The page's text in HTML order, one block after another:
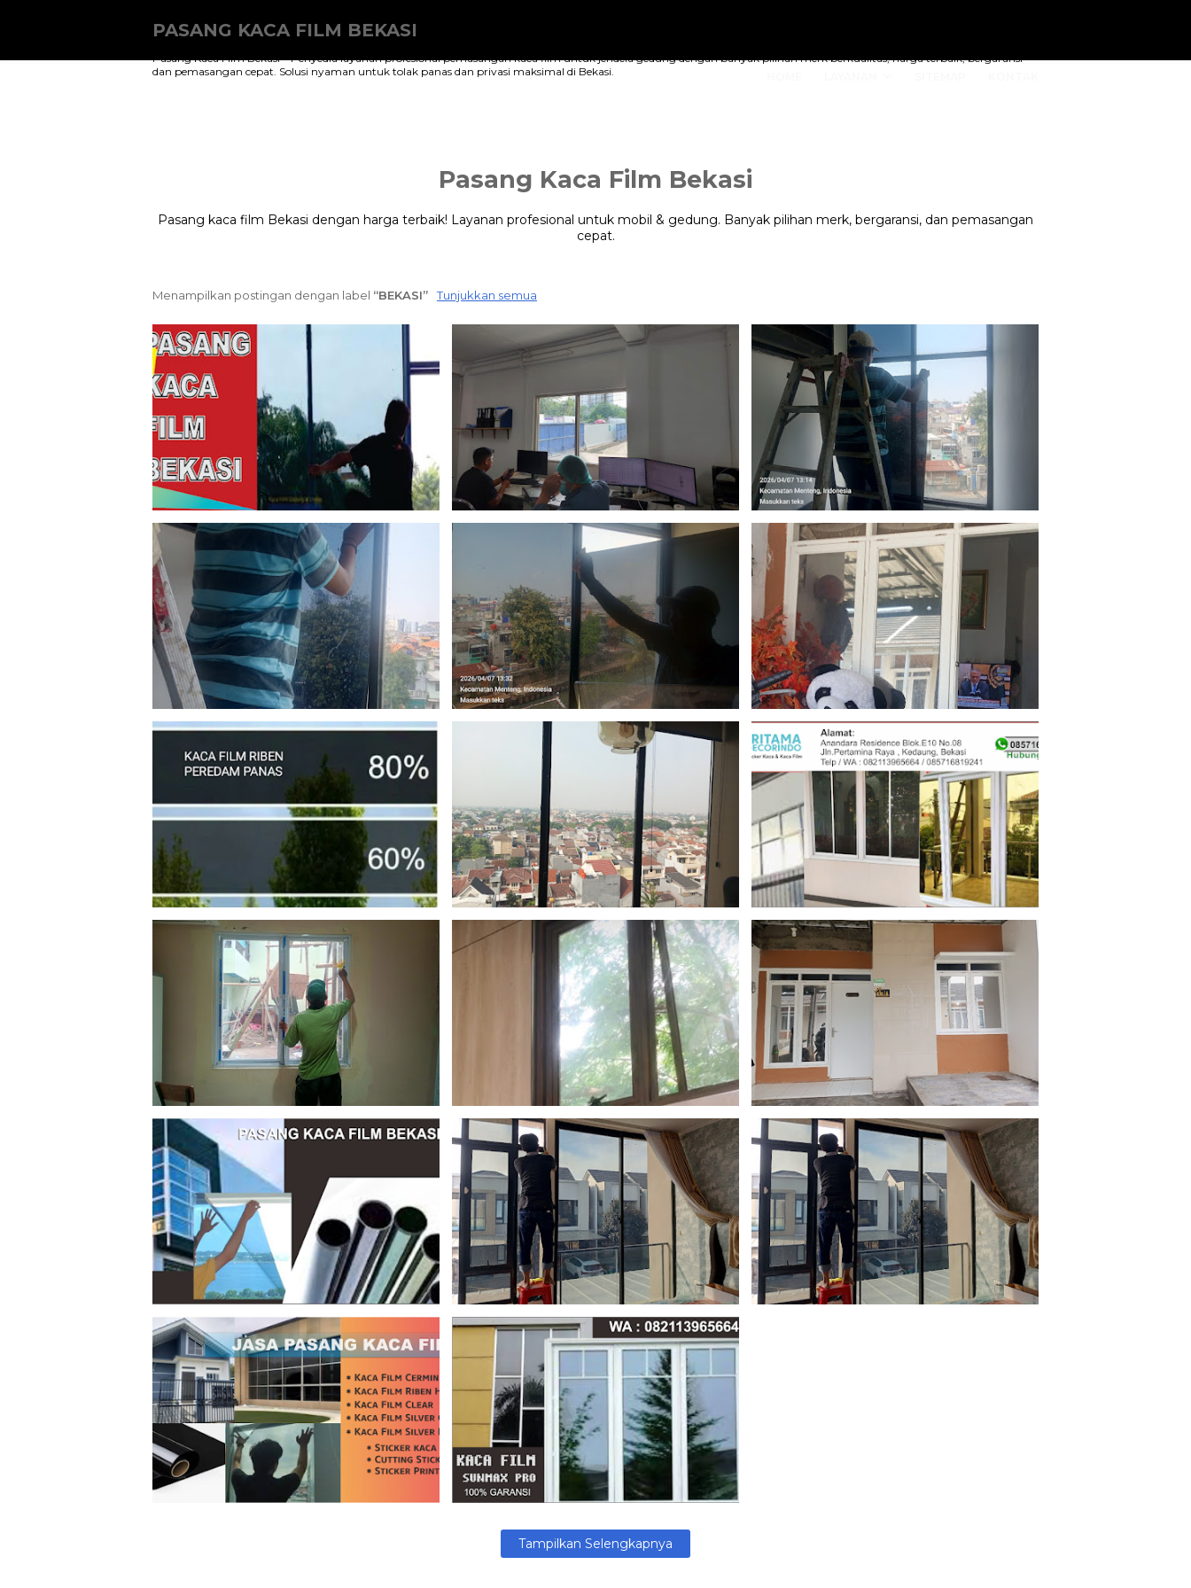
PASANG KACA FILM BEKASI
Pasang Kaca Film Bekasi – Penyedia layanan profesional pemasangan kaca film untuk jendela gedung dengan banyak pilihan merk berkualitas, harga terbaik, bergaransi
dan pemasangan cepat. Solusi nyaman untuk tolak panas dan privasi maksimal di Bekasi.
Pasang Kaca Film Bekasi
Pasang kaca film Bekasi dengan harga terbaik! Layanan profesional untuk mobil & gedung. Banyak pilihan merk, bergaransi, dan pemasangan
cepat.
Menampilkan postingan dengan label BEKASI Tunjukkan semua
Juli 01, 2026 Juni 15, 2026 April 18, 2026
April 18, 2026 April 18, 2026 April 13, 2026
Februari 10, 2026 September 23, 2025 September 23, 2025
Agustus 16, 2025 Agustus 16, 2025
Agustus 14, 2025 Agustus 11, 2025 Agustus 11, 2025
Agustus 10, 2025 Agustus 08, 2025
Tampilkan Selengkapnya